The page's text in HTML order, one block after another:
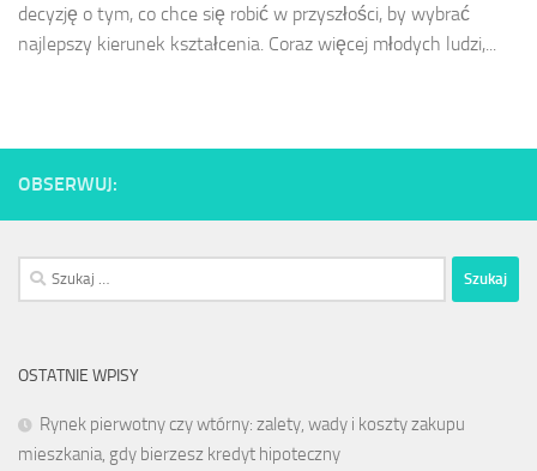
decyzję o tym, co chce się robić w przyszłości, by wybrać
najlepszy kierunek kształcenia. Coraz więcej młodych ludzi,...
OBSERWUJ:
Szukaj:
OSTATNIE WPISY
Rynek pierwotny czy wtórny: zalety, wady i koszty zakupu
mieszkania, gdy bierzesz kredyt hipoteczny